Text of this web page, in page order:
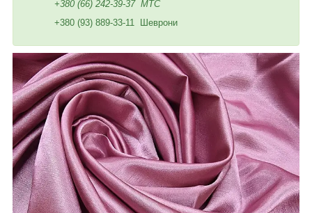
+380 (66) 242-39-37 МТС
+380 (93) 889-33-11 Шеврони